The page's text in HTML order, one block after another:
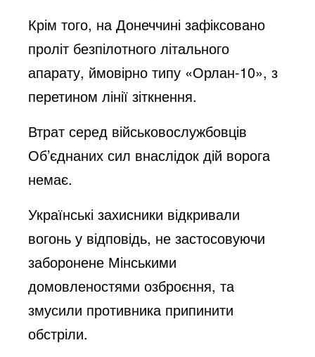
Крім того, на Донеччині зафіксовано
проліт безпілотного літального
апарату, ймовірно типу «Орлан-10», з
перетином лінії зіткнення.
Втрат серед військовослужбовців
Об’єднаних сил внаслідок дій ворога
немає.
Українські захисники відкривали
вогонь у відповідь, не застосовуючи
заборонене Мінськими
домовленостями озброєння, та
змусили противника припинити
обстріли.